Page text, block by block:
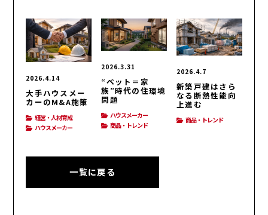
2026.4.14
大手ハウスメー
カーのM&A施策
経営・人材育成
ハウスメーカー
2026.3.31
“ペット＝家
族”時代の住環境
問題
ハウスメーカー
商品・トレンド
2026.4.7
新築戸建はさら
なる断熱性能向
上進む
商品・トレンド
一覧に戻る